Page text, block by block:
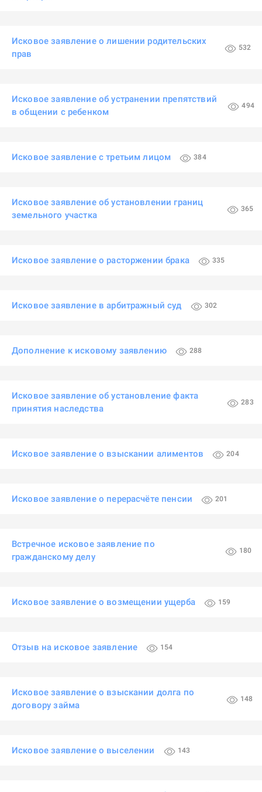
Исковое заявление о лишении родительских
прав
532
Исковое заявление об устранении препятствий
в общении с ребенком
494
Исковое заявление с третьим лицом 384
Исковое заявление об установлении границ
земельного участка
365
Исковое заявление о расторжении брака 335
Исковое заявление в арбитражный суд 302
Дополнение к исковому заявлению 288
Исковое заявление об установление факта
принятия наследства
283
Исковое заявление о взыскании алиментов 204
Исковое заявление о перерасчёте пенсии 201
Встречное исковое заявление по
гражданскому делу
180
Исковое заявление о возмещении ущерба 159
Отзыв на исковое заявление 154
Исковое заявление о взыскании долга по
договору займа
148
Исковое заявление о выселении 143